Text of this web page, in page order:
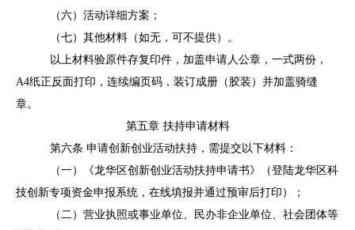
（六）活动详细方案；
（七）其他材料（如无，可不提供） 。
以上材料验原件存复印件，加盖申请人公章，一式两份，
A4纸正反面打印，连续编页码，装订成册（胶装）并加盖骑缝
章。
第五章 扶持申请材料
第六条 申请创新创业活动扶持，需提交以下材料：
（一）《龙华区创新创业活动扶持申请书》
（登陆龙华区科
技创新专项资金申报系统，在线填报并通过预审后打印）
；
（二）营业执照或事业单位、民办非企业单位、社会团体等